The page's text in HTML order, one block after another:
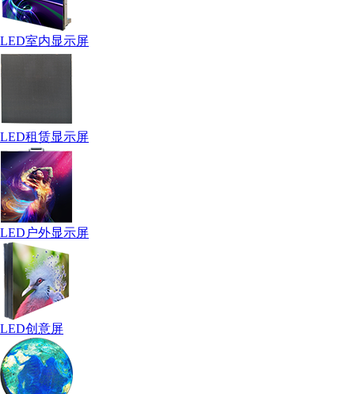
LED室内显示屏
LED租赁显示屏
LED户外显示屏
LED创意屏